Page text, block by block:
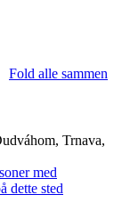
Fold alle sammen
Trnava,